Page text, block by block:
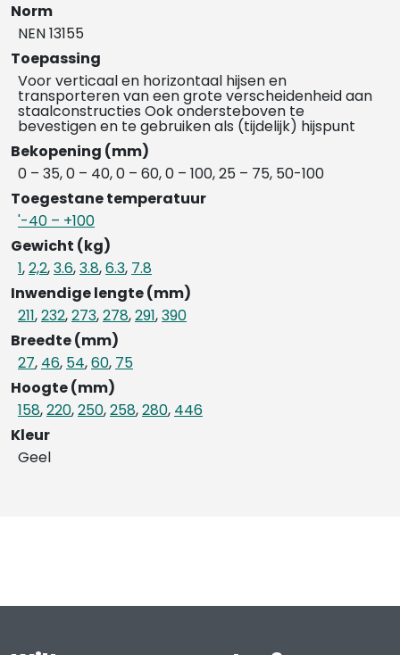
Norm
NEN 13155
Toepassing
Voor verticaal en horizontaal hijsen en
transporteren van een grote verscheidenheid aan
staalconstructies Ook ondersteboven te
bevestigen en te gebruiken als (tijdelijk) hijspunt
Bekopening (mm)
0 – 35, 0 – 40, 0 – 60, 0 – 100, 25 – 75, 50-100
Toegestane temperatuur
'-40 – +100
Gewicht (kg)
1,2,2,3.6,3.8,6.3, 7.8
Inwendige lengte (mm)
211,232,273,278,291,390
Breedte (mm)
27, 46, 54,60, 75
Hoogte (mm)
158,220,250,258,280, 446
Kleur
Geel